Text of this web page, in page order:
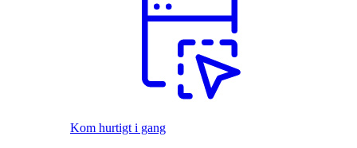
Kom hurtigt i gang